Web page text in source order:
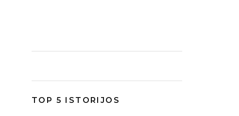
TOP 5 ISTORIJOS